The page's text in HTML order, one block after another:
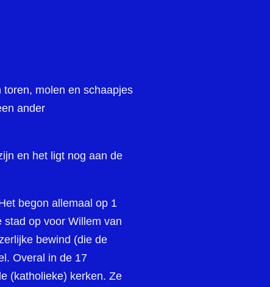
molen en schaapjes
ander
en het ligt nog aan de
begon allemaal op 1
op voor Willem van
bewind (die de
Overal in de 17
(katholieke) kerken. Ze